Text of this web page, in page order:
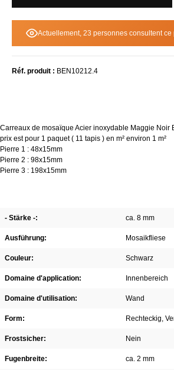
Actuellement, 23 personnes consultent ce
Réf. produit : BEN10212.4
Carreaux de mosaïque Acier inoxydable Maggie Noir
prix est pour 1 paquet ( 11 tapis ) en m² environ 1 m²
Pierre 1 : 48x15mm
Pierre 2 : 98x15mm
Pierre 3 : 198x15mm
- Stärke -: ca. 8 mm
Ausführung: Mosaikfliese
Couleur: Schwarz
Domaine d'application: Innenbereich
Domaine d'utilisation: Wand
Form: Rechteckig,
Frostsicher: Nein
Fugenbreite: ca. 2 mm